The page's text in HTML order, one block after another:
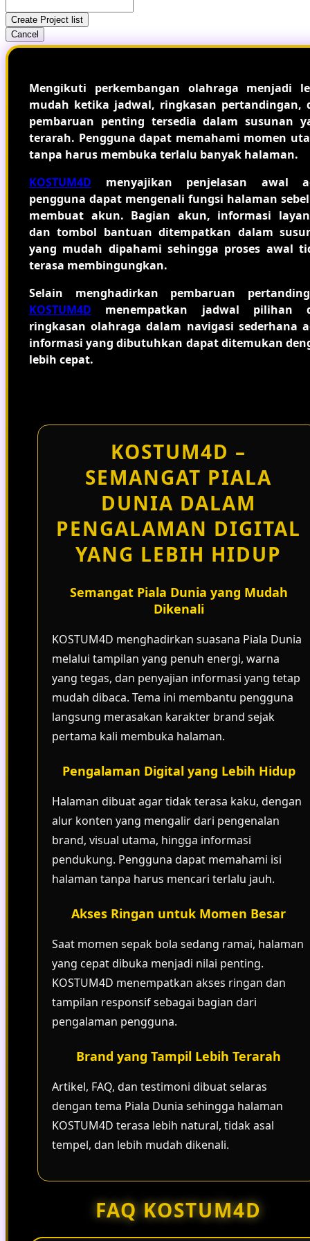
Create Project list
Cancel
Mengikuti perkembangan olahraga menjadi
mudah ketika jadwal, ringkasan pertandingan,
pembaruan penting tersedia dalam susunan
terarah. Pengguna dapat memahami momen
tanpa harus membuka terlalu banyak halaman.
KOSTUM4D menyajikan penjelasan awal
pengguna dapat mengenali fungsi halaman
membuat akun. Bagian akun, informasi
dan tombol bantuan ditempatkan dalam
yang mudah dipahami sehingga proses awal
terasa membingungkan.
Selain menghadirkan pembaruan
KOSTUM4D menempatkan jadwal pilihan
ringkasan olahraga dalam navigasi sederhana
informasi yang dibutuhkan dapat ditemukan
lebih cepat.
KOSTUM4D –
SEMANGAT PIALA
DUNIA DALAM
PENGALAMAN DIGITAL
YANG LEBIH HIDUP
Semangat Piala Dunia yang Mudah
Dikenali
KOSTUM4D menghadirkan suasana Piala Dunia
melalui tampilan yang penuh energi, warna
yang tegas, dan penyajian informasi yang tetap
mudah dibaca. Tema ini membantu pengguna
langsung merasakan karakter brand sejak
pertama kali membuka halaman.
Pengalaman Digital yang Lebih Hidup
Halaman dibuat agar tidak terasa kaku, dengan
alur konten yang mengalir dari pengenalan
brand, visual utama, hingga informasi
pendukung. Pengguna dapat memahami isi
halaman tanpa harus mencari terlalu jauh.
Akses Ringan untuk Momen Besar
Saat momen sepak bola sedang ramai, halaman
yang cepat dibuka menjadi nilai penting.
KOSTUM4D menempatkan akses ringan dan
tampilan responsif sebagai bagian dari
pengalaman pengguna.
Brand yang Tampil Lebih Terarah
Artikel, FAQ, dan testimoni dibuat selaras
dengan tema Piala Dunia sehingga halaman
KOSTUM4D terasa lebih natural, tidak asal
tempel, dan lebih mudah dikenali.
FAQ KOSTUM4D